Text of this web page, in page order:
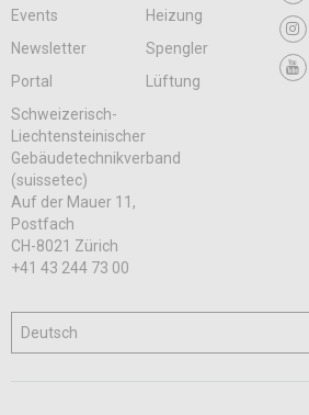
Events
Heizung
Newsletter
Spengler
Portal
Lüftung
Schweizerisch-
Liechtensteinischer
Gebäudetechnikverband
(suissetec)
Auf der Mauer 11,
Postfach
CH-8021 Zürich
+41 43 244 73 00